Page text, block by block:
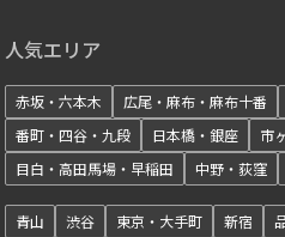
人気エリア
赤坂・六本木 広尾・麻布・麻布十番
番町・四谷・九段
日本橋・銀座 市
目白・高田馬場・早稲田
中野・荻窪
青山 渋谷 東京・大手町 新宿